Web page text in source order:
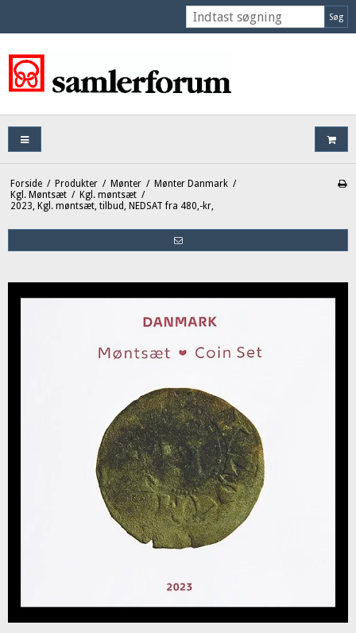
Søg
Forside / Produkter / Mønter / Mønter Danmark /
Kgl. Møntsæt / Kgl. møntsæt /
2023, Kgl. møntsæt, tilbud, NEDSAT fra 480,-kr,